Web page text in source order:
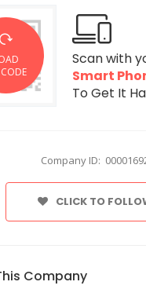
Scan with
Smart
To Get It
Company ID:
CLICK TO
Company